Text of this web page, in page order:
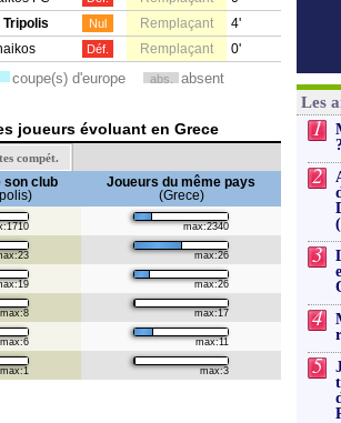
Nul Remplaçant
4'
Déf. Remplaçant 0'
coupe(s) d'europe abs. absent
joueurs évoluant en Grece
compét.
son club
Joueurs du même pays
(Grece)
max:2340
max:26
max:26
max:8 max:17
max:6 max:11
max:1 max:3
Les
1
2
3
4
5